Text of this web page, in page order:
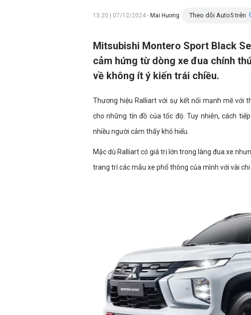
15:20 | 07/12/2024 - Mai Hương Theo dõi Auto5 trên
Mitsubishi Montero Sport Black
cảm hứng từ dòng xe đua chính
về không ít ý kiến trái chiều.
Thương hiệu Ralliart với sự kết nối mạnh mẽ với
cho những tín đồ của tốc độ. Tuy nhiên, cách
nhiều người cảm thấy khó hiểu.
Mặc dù Ralliart có giá trị lớn trong làng đua xe
trang trí các mẫu xe phổ thông của mình với vài